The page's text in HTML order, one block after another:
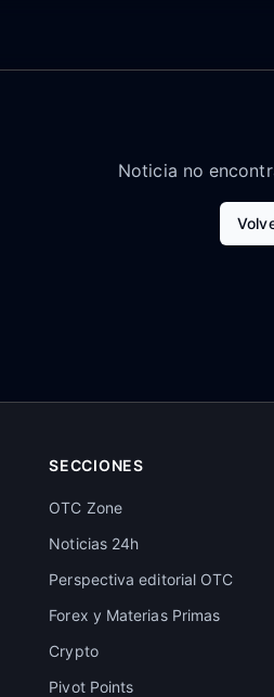
Noticia no
SECCIONES
OTC Zone
Noticias 24h
Perspectiva editorial OTC
Forex y Materias Primas
Crypto
Pivot Points